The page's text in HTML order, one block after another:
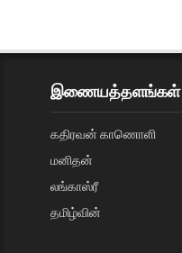
இணையத்தளங்கள்
கதிரவன் காணொளி
மனிதன்
லங்காஸ்ரீ
தமிழ்வின்